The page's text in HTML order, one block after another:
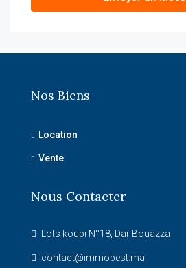
Nos Biens
Location
Vente
Nous Contacter
Lots koubi N°18, Dar Bouazza
contact@immobest.ma